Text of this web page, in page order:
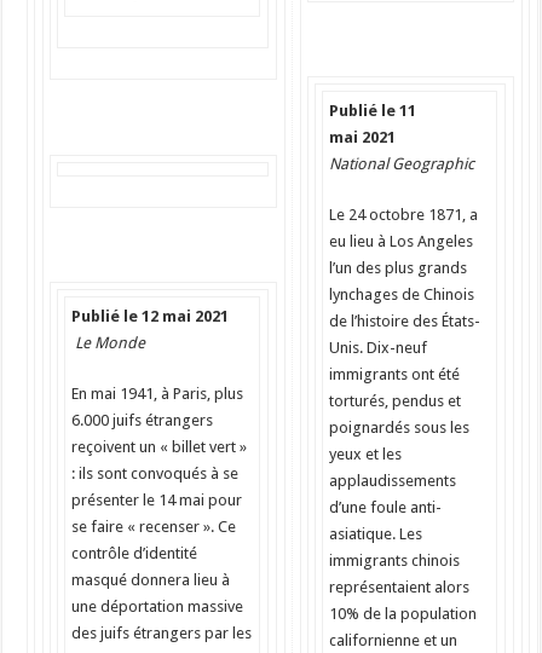
Publié le 12 mai 2021
Le Monde
En mai 1941, à Paris, plus
6.000 juifs étrangers
reçoivent un « billet vert »
: ils sont convoqués à se
présenter le 14 mai pour
se faire « recenser ». Ce
contrôle d’identité
masqué donnera lieu à
une déportation massive
des juifs étrangers par les
Publié le 11
mai 2021
National Geographic
Le 24 octobre 1871, a
eu lieu à Los Angeles
l’un des plus grands
lynchages de Chinois
de l’histoire des États-
Unis. Dix-neuf
immigrants ont été
torturés, pendus et
poignardés sous les
yeux et les
applaudissements
d’une foule anti-
asiatique. Les
immigrants chinois
représentaient alors
10% de la population
californienne et un